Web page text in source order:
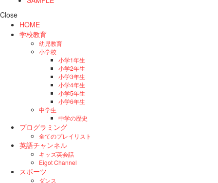
Close
HOME
学校教育
幼児教育
小学校
小学1年生
小学2年生
小学3年生
小学4年生
小学5年生
小学6年生
中学生
中学の歴史
プログラミング
全てのプレイリスト
英語チャンネル
キッズ英会話
Eigot Channel
スポーツ
ダンス